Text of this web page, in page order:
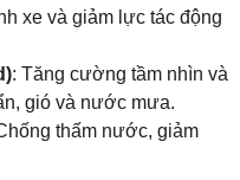
xe và giảm lực tác động
: Tăng cường tầm nhìn và
gió và nước mưa.
thấm nước, giảm